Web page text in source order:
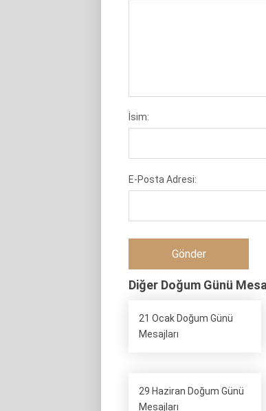
İsim:
E-Posta Adresi:
Diğer Doğum Günü
21 Ocak Doğum Günü
Mesajları
29 Haziran Doğum Günü
Mesajları